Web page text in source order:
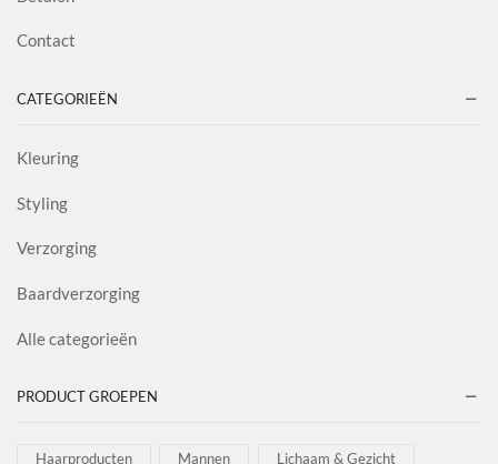
Contact
CATEGORIEËN
Kleuring
Styling
Verzorging
Baardverzorging
Alle categorieën
PRODUCT GROEPEN
Haarproducten Mannen Lichaam & Gezicht